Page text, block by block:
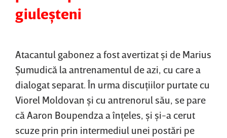
giuleşteni
Atacantul gabonez a fost avertizat şi de Marius
Şumudică la antrenamentul de azi, cu care a
dialogat separat. În urma discuţiilor purtate cu
Viorel Moldovan şi cu antrenorul său, se pare
că Aaron Boupendza a înţeles, şi şi-a cerut
scuze prin prin intermediul unei postări pe